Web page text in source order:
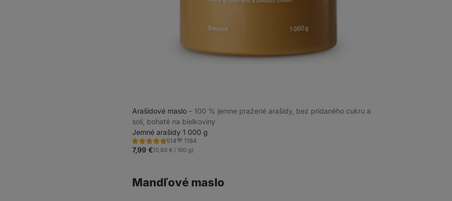
Arašidové maslo ⁠–⁠ 100 % jemne pražené arašidy, bez pridaného cukru a
soli, bohaté na bielkoviny
Jemné arašidy 1 000 g
514
Hodnotenie
4.9/5,
514
Obľúbené
1184
7,99 €(0,80 € / 100 g)
Mandľové maslo